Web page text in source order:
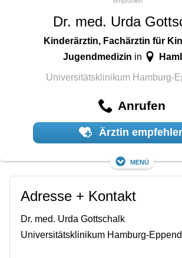
Dr. med. Urda
Kinderärztin, Fachärztin für
Jugendmedizin in
Universitätsklinikum Hamburg-
Anrufen
Ärztin
Menü
Adresse + Kontakt
Dr. med. Urda Gottschalk
Universitätsklinikum Hamburg-